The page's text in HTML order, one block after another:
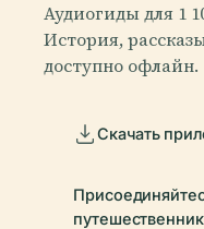
Аудиогиды для 1
История,
доступно офлайн.
Скачать